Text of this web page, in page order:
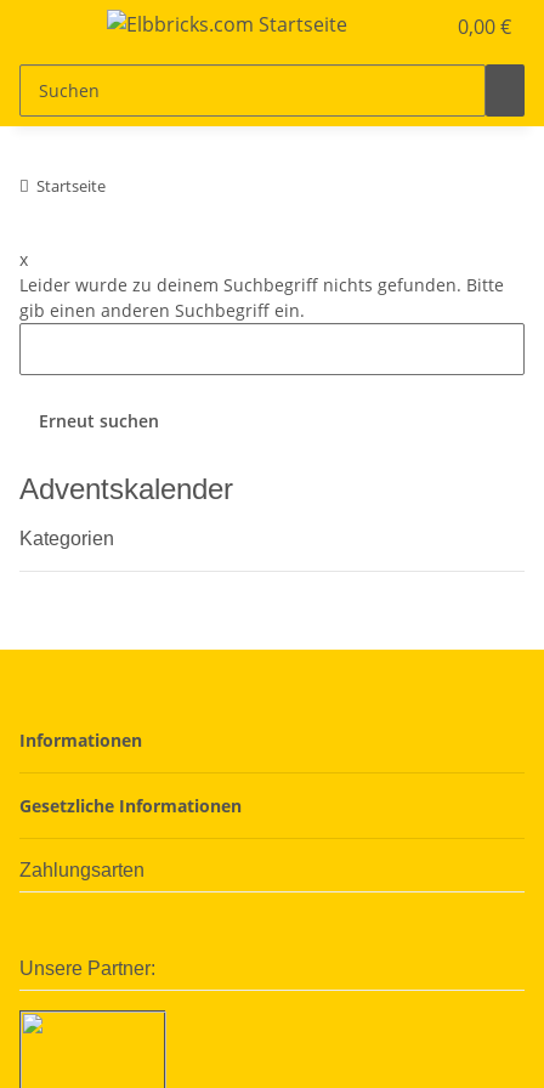
0,00 €
Startseite
x
Leider wurde zu deinem Suchbegriff nichts gefunden. Bitte
gib einen anderen Suchbegriff ein.
Erneut suchen
Adventskalender
Kategorien
Informationen
Gesetzliche Informationen
Zahlungsarten
Unsere Partner: